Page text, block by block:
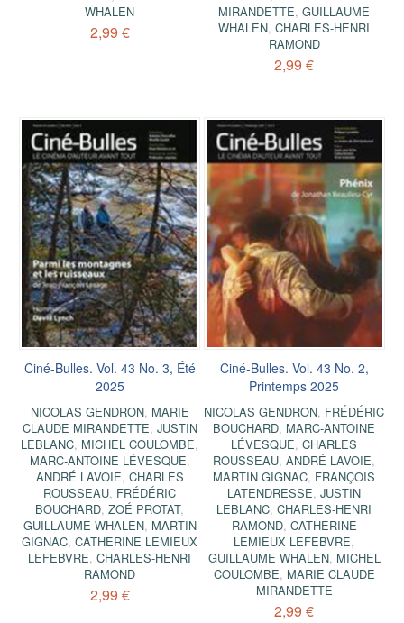
WHALEN
2,99 €
MIRANDETTE,GUILLAUME
WHALEN,CHARLES-HENRI
RAMOND
2,99 €
Ciné-Bulles. Vol. 43 No. 3, Été
2025
NICOLAS GENDRON, MARIE
CLAUDE MIRANDETTE, JUSTIN
LEBLANC, MICHEL COULOMBE,
MARC-ANTOINE LÉVESQUE,
ANDRÉ LAVOIE, CHARLES
ROUSSEAU, FRÉDÉRIC
BOUCHARD,ZOÉ PROTAT,
GUILLAUME WHALEN, MARTIN
GIGNAC,CATHERINE LEMIEUX
LEFEBVRE,CHARLES-HENRI
RAMOND
2,99 €
Ciné-Bulles. Vol. 43 No. 2,
Printemps 2025
NICOLAS GENDRON, FRÉDÉRIC
BOUCHARD, MARC-ANTOINE
LÉVESQUE,CHARLES
ROUSSEAU,ANDRÉ LAVOIE,
MARTIN GIGNAC, FRANÇOIS
LATENDRESSE,JUSTIN
LEBLANC,CHARLES-HENRI
RAMOND, CATHERINE
LEMIEUX LEFEBVRE,
GUILLAUME WHALEN, MICHEL
COULOMBE, MARIE CLAUDE
MIRANDETTE
2,99 €